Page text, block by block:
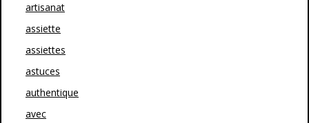
artisanat
assiette
assiettes
astuces
authentique
avec